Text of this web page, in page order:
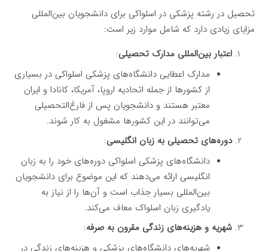
تحصیل در رشته پزشکی در اسلواکی برای دانشجویان بین‌المللی
مزایای زیادی دارد که شامل موارد زیر است:
اعتبار بین‌المللی مدارک تحصیلی:
مدارک اعطایی دانشگاه‌های پزشکی اسلواکی در بسیاری
از کشورها از جمله اتحادیه اروپا، آمریکا، کانادا و ایران
معتبر هستند و دانشجویان پس از فارغ‌التحصیلی
می‌توانند در این کشورها مشغول به کار شوند.
دوره‌های تحصیلی به زبان انگلیسی:
دانشگاه‌های پزشکی اسلواکی دوره‌های خود را به زبان
انگلیسی ارائه می‌دهند که این موضوع برای دانشجویان
بین‌المللی بسیار جذاب است و آن‌ها را از نیاز به
یادگیری زبان اسلواک معاف می‌کند.
شهریه و هزینه‌های زندگی مقرون به صرفه:
شهریه‌های دانشگاه‌های پزشکی و هزینه‌های زندگی در